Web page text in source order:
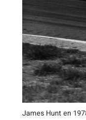
James Hunt en